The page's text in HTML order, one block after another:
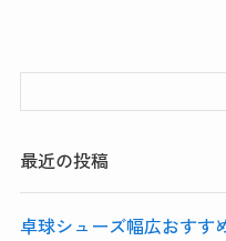
最近の投稿
卓球シューズ幅広おすす